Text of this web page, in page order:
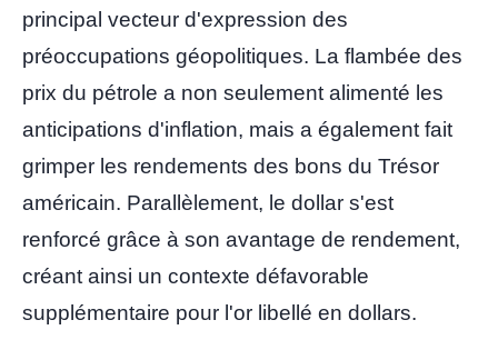
principal vecteur d'expression des
préoccupations géopolitiques. La flambée des
prix du pétrole a non seulement alimenté les
anticipations d'inflation, mais a également fait
grimper les rendements des bons du Trésor
américain. Parallèlement, le dollar s'est
renforcé grâce à son avantage de rendement,
créant ainsi un contexte défavorable
supplémentaire pour l'or libellé en dollars.